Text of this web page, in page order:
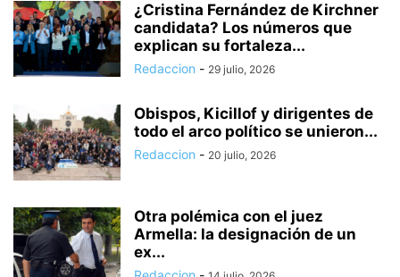
¿Cristina Fernández de Kirchner
candidata? Los números que
explican su fortaleza...
Redaccion - 29 julio, 2026
Obispos, Kicillof y dirigentes de
todo el arco político se unieron...
Redaccion - 20 julio, 2026
Otra polémica con el juez
Armella: la designación de un
ex...